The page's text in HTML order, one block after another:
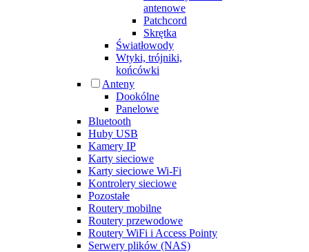
antenowe
Patchcord
Skrętka
Światłowody
Wtyki, trójniki,
końcówki
Anteny
Dookólne
Panelowe
Bluetooth
Huby USB
Kamery IP
Karty sieciowe
Karty sieciowe Wi-Fi
Kontrolery sieciowe
Pozostałe
Routery mobilne
Routery przewodowe
Routery WiFi i Access Pointy
Serwery plików (NAS)